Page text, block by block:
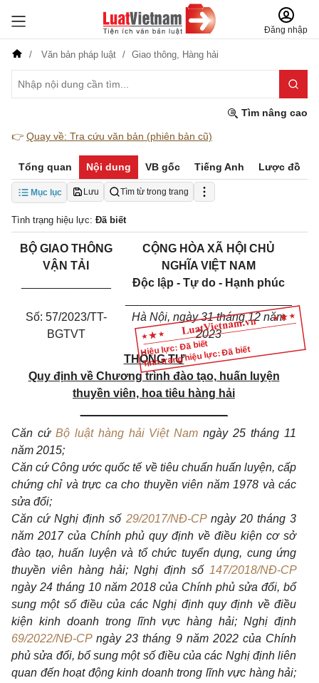
Đăng nhập
Văn bản pháp luật Giao thông, Hàng hải
Tìm nâng cao
👉 Quay về: Tra cứu văn bản (phiên bản cũ)
Tổng quan Nội dung VB gốc Tiếng Anh Lược đồ
Mục lục Lưu Tìm từ trong trang
Tình trạng hiệu lực: Đã biết
Hiệu lực: Đã biết
Tình trạng hiệu lực: Đã biết
BỘ GIAO THÔNG
VẬN TẢI
Số: 57/2023/TT-
BGTVT
CỘNG HÒA XÃ HỘI CHỦ
NGHĨA VIỆT NAM
Độc lập - Tự do - Hạnh phúc
Hà Nội, ngày 31 tháng 12 năm
2023
THÔNG TƯ
Quy định về Chương trình đào tạo, huấn luyện
thuyền viên, hoa tiêu hàng hải
Căn cứ Bộ luật hàng hải Việt Nam ngày 25 tháng 11
năm 2015;
Căn cứ Công ước quốc tế về tiêu chuẩn huấn luyện, cấp
chứng chỉ và trực ca cho thuyền viên năm 1978 và các
sửa đổi;
Căn cứNghị định số 29/2017/NĐ-CPngày 20 tháng 3
năm 2017 của Chính phủ quy định về điều kiện cơ sở
đào tạo, huấn luyện và tổ chức tuyển dụng, cung ứng
thuyền viên hàng hải; Nghị định số 147/2018/NĐ-CP
ngày 24 tháng 10 năm 2018 của Chính phủ sửa đổi, bổ
sung một số điều của các Nghị định quy định về điều
kiện kinh doanh trong lĩnh vực hàng hải; Nghị định
69/2022/NĐ-CPngày 23 tháng 9 năm 2022 của Chính
phủ sửa đổi, bổ sung một số điều của các Nghị định liên
quan đến hoạt động kinh doanh trong lĩnh vực hàng hải;